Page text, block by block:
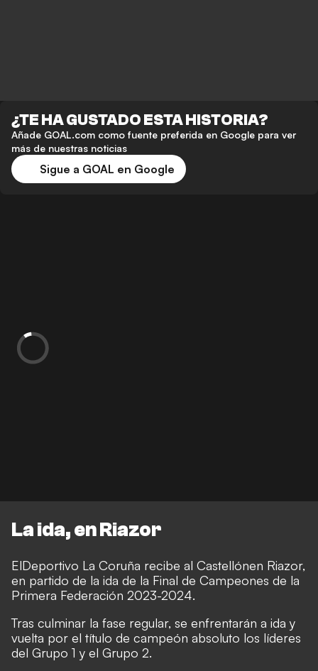
¿TE HA GUSTADO ESTA HISTORIA?
Añade GOAL.com como fuente preferida en Google para ver
más de nuestras noticias
Sigue a GOAL en Google
La ida, en Riazor
ElDeportivo La Coruña recibe al Castellónen Riazor,
en partido de la ida de la Final de Campeones de la
Primera Federación 2023-2024.
Tras culminar la fase regular, se enfrentarán a ida y
vuelta por el título de campeón absoluto los líderes
del Grupo 1 y el Grupo 2.